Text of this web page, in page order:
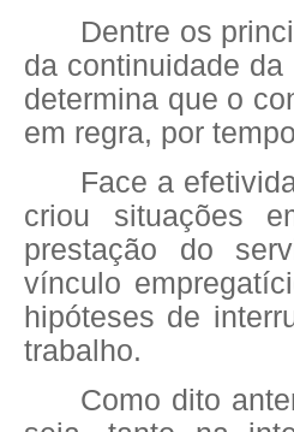
Dentre os
da continuidade
determina que o
em regra, por
Face a
criou situações
prestação do
vínculo
hipóteses de
trabalho.
Como dito